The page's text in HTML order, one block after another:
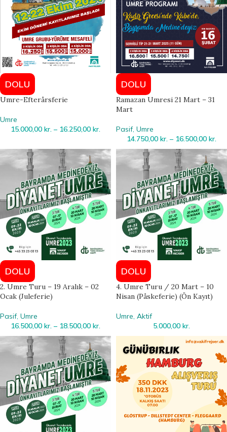
DOLU
Umre-Efterårsferie
Umre
15.000,00 kr. – 16.250,00 kr.
DOLU
Ramazan Umresi 21 Mart – 31
Mart
Pasif, Umre
14.750,00 kr. – 16.500,00 kr.
DOLU
2. Umre Turu – 19 Aralık – 02
Ocak (Juleferie)
Pasif, Umre
16.500,00 kr. – 18.500,00 kr.
DOLU
4. Umre Turu / 20 Mart – 10
Nisan (Påskeferie) (Ön Kayıt)
Umre, Aktif
5.000,00 kr.